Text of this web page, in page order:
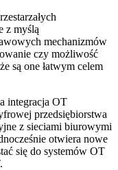
z myślą
mechanizmów
czy możliwość
są one łatwym celem
integracja OT
przedsiębiorstwa
z sieciami biurowymi
otwiera nowe
się do systemów OT